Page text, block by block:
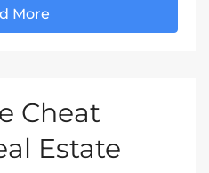
More
Cheat
Estate